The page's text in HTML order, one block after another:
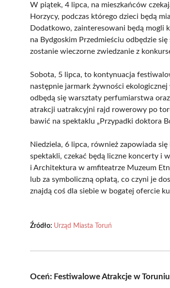
W piątek, 4 lipca, na mieszkańców
Horzycy, podczas którego dzieci będą
Dodatkowo, zainteresowani będą mogli
na Bydgoskim Przedmieściu odbędzie
zostanie wieczorne zwiedzanie z
Sobota, 5 lipca, to kontynuacja
następnie jarmark żywności
odbędą się warsztaty perfumiarstwa
atrakcji uatrakcyjni rajd rowerowy po
bawić na spektaklu „Przypadki doktora
Niedziela, 6 lipca, również zapowiada
spektakli, czekać będą liczne koncerty i
i Architektura w amfiteatrze Muzeum
lub za symboliczną opłatą, co czyni je
znajdą coś dla siebie w bogatej ofercie
Źródło: Urząd Miasta Toruń
Oceń: Festiwalowe Atrakcje w